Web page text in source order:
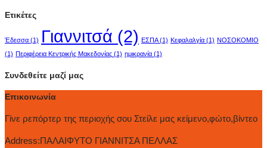
Ετικέτες
Έδεσσα (1) Γιαννιτσά (2) ΕΣΠΑ(1) Κεφαλαλγία (1) ΝΟΣΟΚΟΜΙΟ
(1) Περιφέρεια Κεντρικής Μακεδονίας (1) ημικρανία (1)
Συνδεθείτε μαζί μας
Επικοινωνία
Γίνε ρεπόρτερ της περιοχής σου Στείλε μας κείμενο,φώτο,βίντεο
Address:ΠΑΛΑΙΦΥΤΟ ΓΙΑΝΝΙΤΣΑ ΠΕΛΛΑΣ